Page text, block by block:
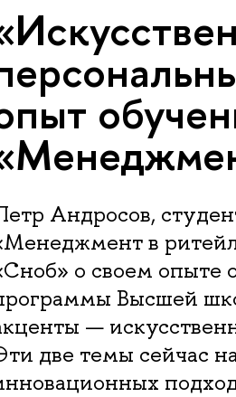
Андросов,
в
о своем опыте
Высшей
—
две темы сейчас